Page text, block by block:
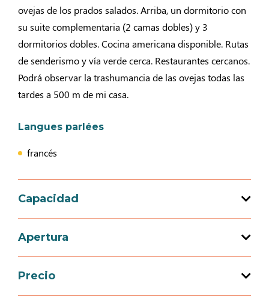
ovejas de los prados salados. Arriba, un dormitorio con
su suite complementaria (2 camas dobles) y 3
dormitorios dobles. Cocina americana disponible. Rutas
de senderismo y vía verde cerca. Restaurantes cercanos.
Podrá observar la trashumancia de las ovejas todas las
tardes a 500 m de mi casa.
Langues parlées
francés
Capacidad
Capacidad de acogida total : 9 persona(s)
Apertura
Apertura del 01 marzo 2026 al 11 noviembre
2026
Precio